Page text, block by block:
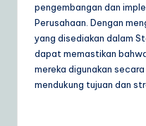
pengembangan dan
Perusahaan. Dengan
yang disediakan dalam
dapat memastikan
mereka digunakan
mendukung tujuan dan